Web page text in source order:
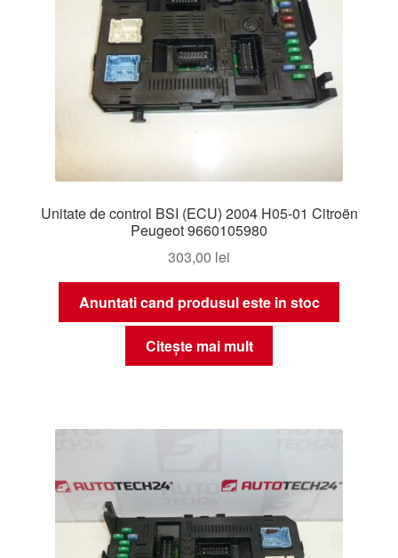
Unitate de control BSI (ECU) 2004 H05-01 Citroën
Peugeot 9660105980
303,00 lei
Anuntati cand produsul este in stoc
Citește mai mult